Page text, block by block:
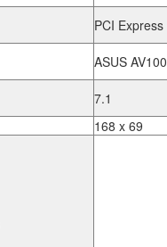
PCI Express
ASUS AV100
7.1
168 x 69